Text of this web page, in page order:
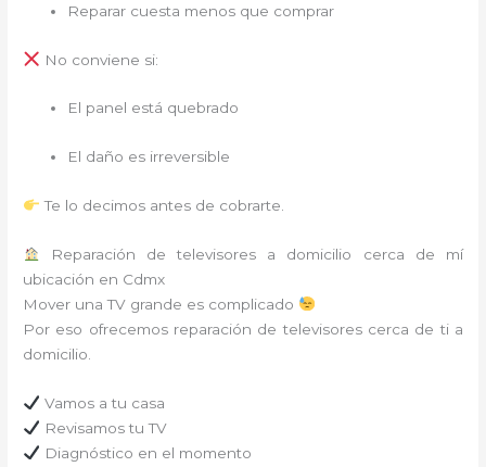
Reparar cuesta menos que comprar
No conviene si:
El panel está quebrado
El daño es irreversible
Te lo decimos antes de cobrarte.
Reparación de televisores a domicilio cerca de mí
ubicación en Cdmx
Mover una TV grande es complicado
Por eso ofrecemos reparación de televisores cerca de ti a
domicilio.
Vamos a tu casa
Revisamos tu TV
Diagnóstico en el momento